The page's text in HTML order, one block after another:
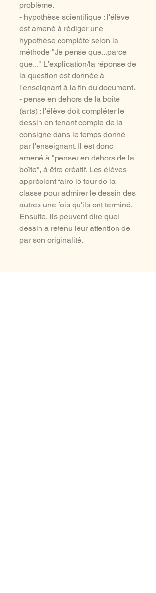
problème.
- hypothèse scientifique : l'élève
est amené à rédiger une
hypothèse complète selon la
méthode "Je pense que...parce
que..." L'explication/la réponse de
la question est donnée à
l'enseignant à la fin du document.
- pense en dehors de la boîte
(arts) : l'élève doit compléter le
dessin en tenant compte de la
consigne dans le temps donné
par l'enseignant. Il est donc
amené à "penser en dehors de la
boîte", à être créatif. Les élèves
apprécient faire le tour de la
classe pour admirer le dessin des
autres une fois qu'ils ont terminé.
Ensuite, ils peuvent dire quel
dessin a retenu leur attention de
par son originalité.